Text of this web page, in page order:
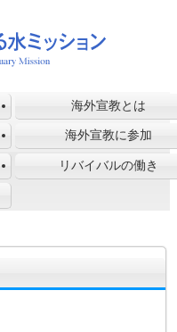
海外宣教とは
海外宣教に参加
リバイバルの働き